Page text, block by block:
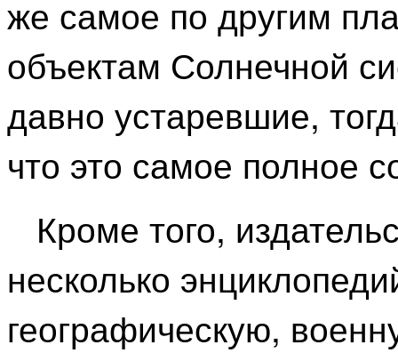
же самое по другим
объектам Солнечной
давно устаревшие,
что это самое полное
Кроме того,
несколько
географическую,